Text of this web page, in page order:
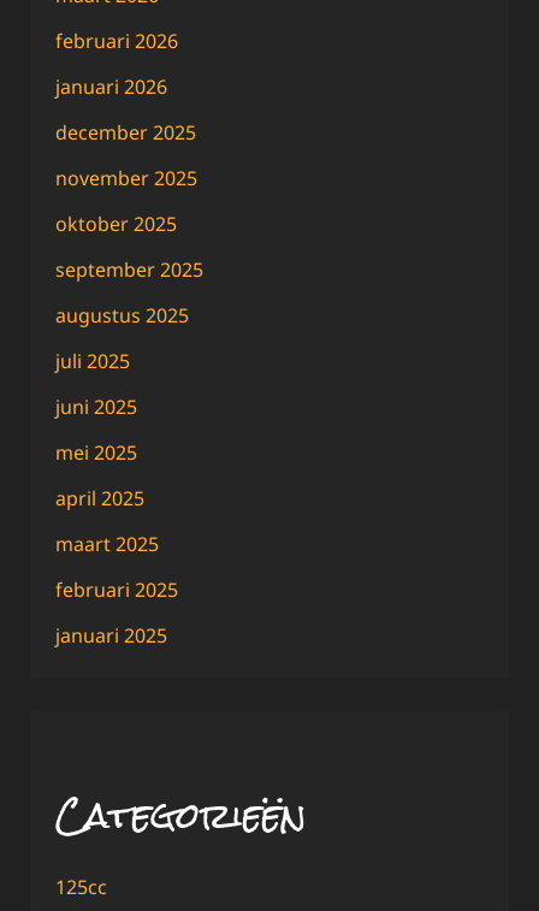
februari 2026
januari 2026
december 2025
november 2025
oktober 2025
september 2025
augustus 2025
juli 2025
juni 2025
mei 2025
april 2025
maart 2025
februari 2025
januari 2025
Categorieën
125cc